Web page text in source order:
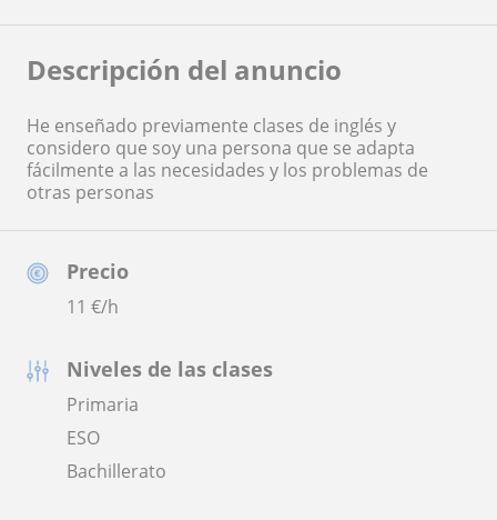
Precio
11 €/h
Niveles de las clases
Primaria
ESO
Bachillerato
Descripción del anuncio
He enseñado previamente clases de inglés y
considero que soy una persona que se adapta
fácilmente a las necesidades y los problemas de
otras personas